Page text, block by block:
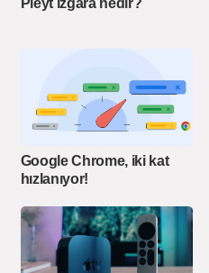
Pleyt ızgara nedir?
Google Chrome, iki kat
hızlanıyor!